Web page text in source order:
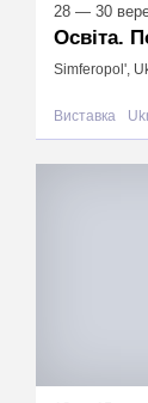
28 — 30
Освіта.
Simferopol',
Виставка